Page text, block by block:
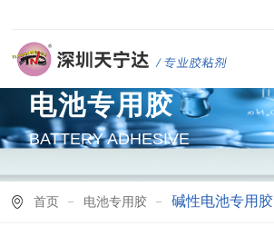
电池专用胶
BATTERY ADHESIVE
首页 电池专用胶 碱性电池专用胶